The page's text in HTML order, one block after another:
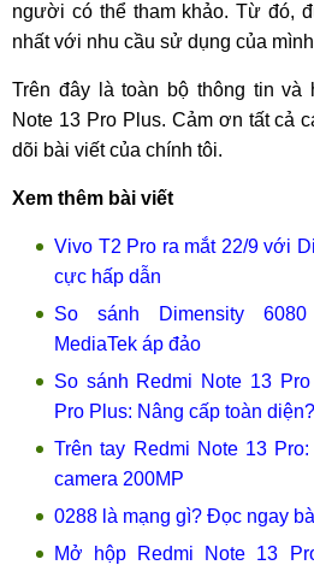
người có thể tham khảo. Từ đó,
nhất với nhu cầu sử dụng của
Trên đây là toàn bộ thông tin và
Note 13 Pro Plus. Cảm ơn tất cả
dõi bài viết của chính tôi.
Xem thêm bài viết
Vivo T2 Pro ra mắt 22/9 với
cực hấp dẫn
So sánh Dimensity
MediaTek áp đảo
So sánh Redmi Note 13
Pro Plus: Nâng cấp toàn diện?
Trên tay Redmi Note 13
camera 200MP
0288 là mạng gì? Đọc ngay
Mở hộp Redmi Note 13